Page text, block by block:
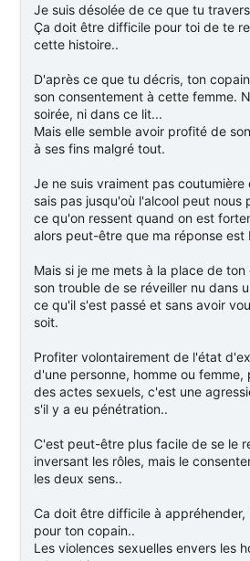
Je suis désolée de ce que tu
Ça doit être difficile pour toi de te
cette histoire..
D'après ce que tu décris, ton
son consentement à cette femme.
soirée, ni dans ce lit...
Mais elle semble avoir profité de
à ses fins malgré tout.
Je ne suis vraiment pas coutumière
sais pas jusqu'où l'alcool peut nous
ce qu'on ressent quand on est
alors peut-être que ma réponse est
Mais si je me mets à la place de
son trouble de se réveiller nu dans
ce qu'il s'est passé et sans avoir
soit.
Profiter volontairement de l'état
d'une personne, homme ou femme,
des actes sexuels, c'est une
s'il y a eu pénétration..
C'est peut-être plus facile de se le
inversant les rôles, mais le
les deux sens..
Ca doit être difficile à appréhender,
pour ton copain..
Les violences sexuelles envers les